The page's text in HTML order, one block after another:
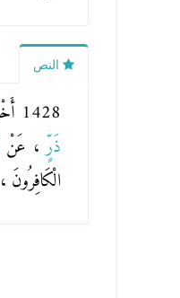
النص
1428 أَخْبَرَنَا
ذَرٍّ، عَنْ
الْكَافِرُونَ ،